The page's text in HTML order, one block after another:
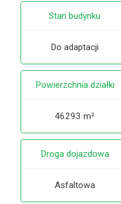
Stan budynku
Do adaptacji
Powierzchnia działki
46293 m²
Droga dojazdowa
Asfaltowa